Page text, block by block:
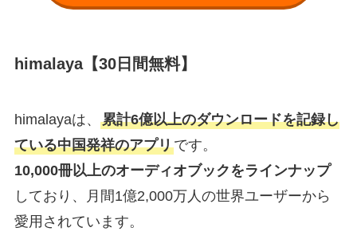
himalaya【30日間無料】
himalayaは、 累計6億以上のダウンロードを記録し
ている中国発祥のアプリです。
10,000冊以上のオーディオブックをラインナップ
しており、月間1億2,000万人の世界ユーザーから
愛用されています。